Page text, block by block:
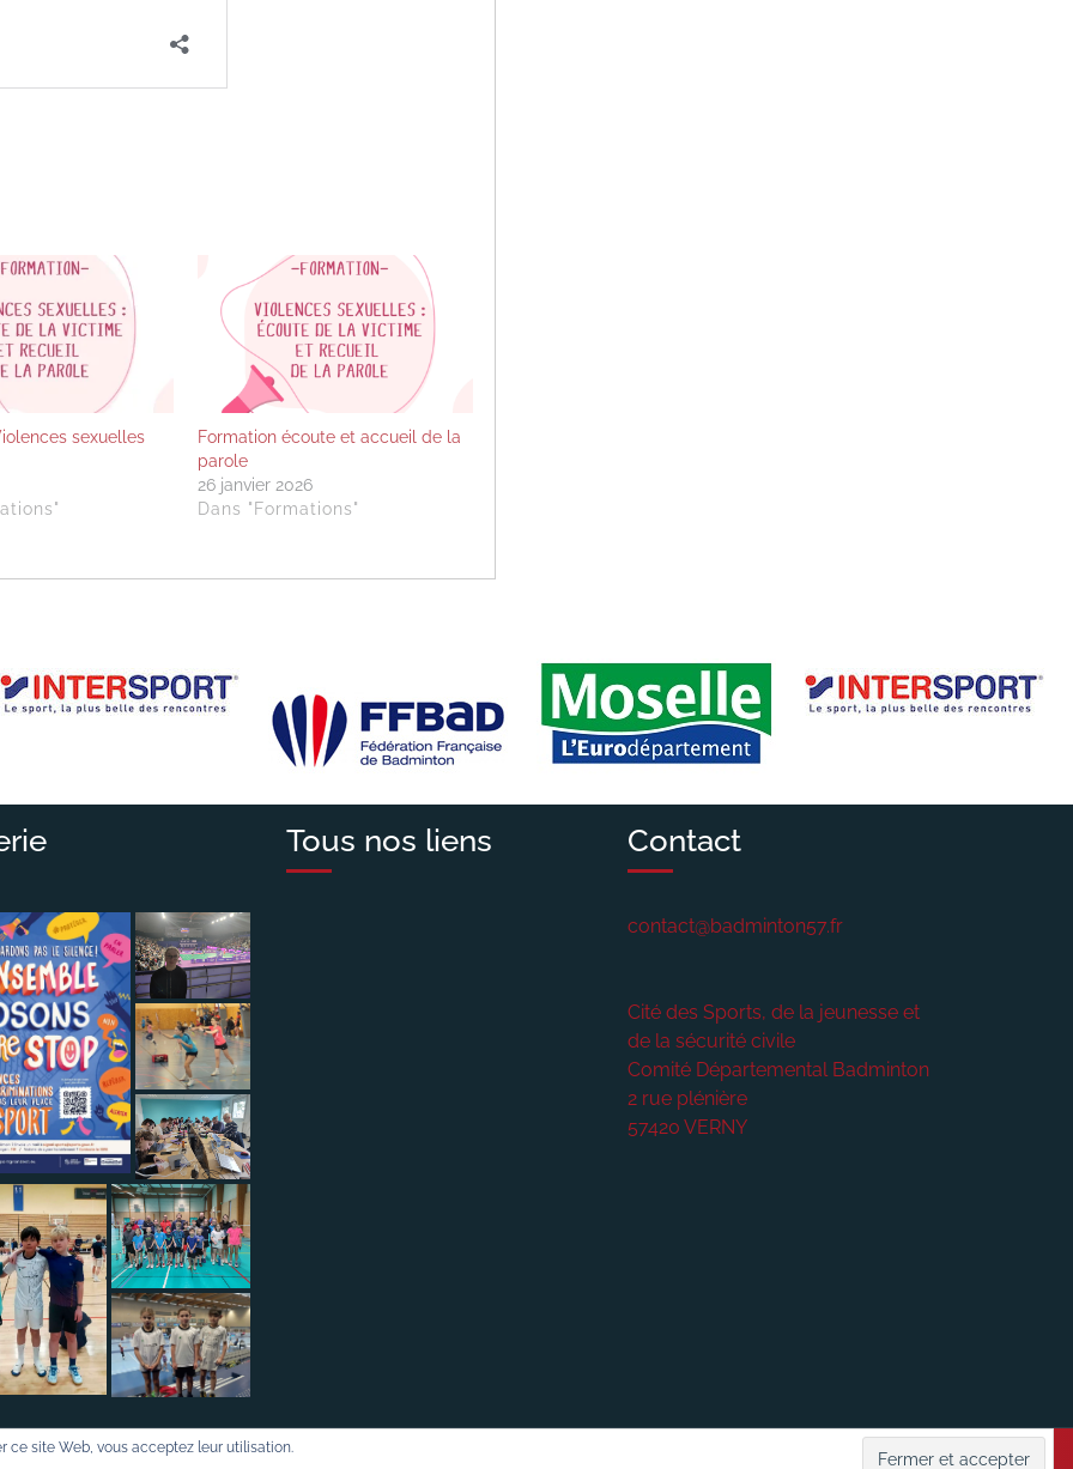
sexuelles
Formation écoute et accueil de la
parole
26 janvier 2026
Dans "Formations"
Tous nos liens Contact
contact@badminton57.fr
Cité des Sports, de la jeunesse et
de la sécurité civile
Comité Départemental Badminton
2 rue plénière
57420 VERNY
Sports WordPress Theme
ce site Web, vous acceptez leur utilisation.